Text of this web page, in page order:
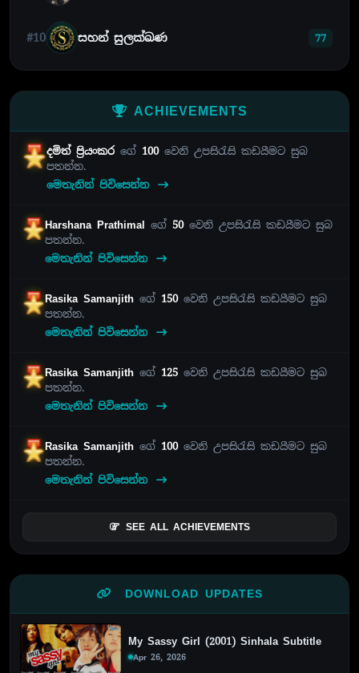
#10 සහන් සුලක්ඛණ 77
ACHIEVEMENTS
දමිත් ප්‍රියංකරගේ 100වෙනි උපසිරැසි කඩයීමට සුබ
පතන්න.
මෙතැනින් පිවිසෙන්න
Harshana Prathimal ගේ 50වෙනි උපසිරැසි කඩයීමට සුබ
පතන්න.
මෙතැනින් පිවිසෙන්න
Rasika Samanjithගේ 150වෙනි උපසිරැසි කඩයීමට සුබ
පතන්න.
මෙතැනින් පිවිසෙන්න
Rasika Samanjithගේ 125 වෙනි උපසිරැසි කඩයීමට සුබ
පතන්න.
මෙතැනින් පිවිසෙන්න
Rasika Samanjithගේ 100වෙනි උපසිරැසි කඩයීමට සුබ
පතන්න.
මෙතැනින් පිවිසෙන්න
SEE ALL ACHIEVEMENTS
DOWNLOAD UPDATES
My Sassy Girl (2001) Sinhala Subtitle
Apr 26, 2026